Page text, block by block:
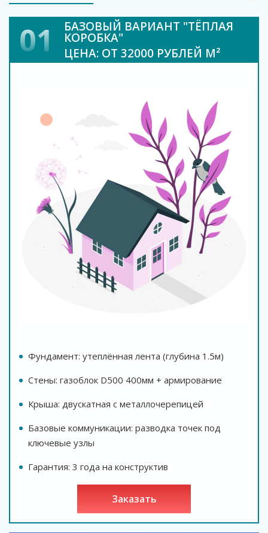
01 БАЗОВЫЙ ВАРИАНТ "ТЁПЛАЯ
КОРОБКА"
ЦЕНА: ОТ 32000 РУБЛЕЙ М²
Фундамент: утеплённая лента (глубина 1.5м)
Стены: газоблок D500 400мм + армирование
Крыша: двускатная с металлочерепицей
Базовые коммуникации: разводка точек под
ключевые узлы
Гарантия: 3 года на конструктив
заказать